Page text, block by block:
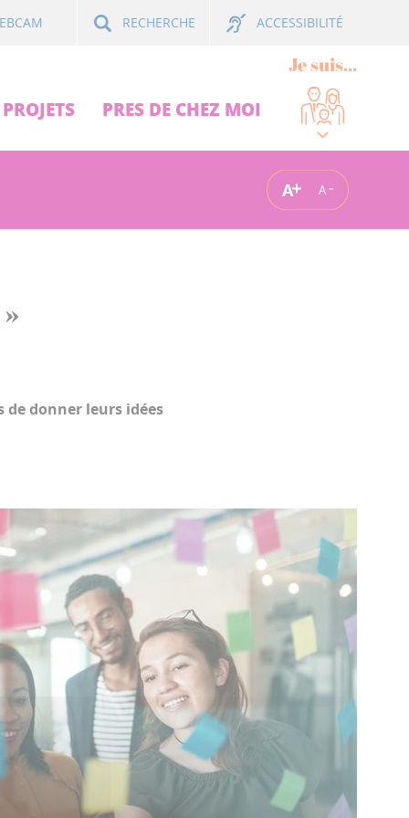
RECHERCHE ACCESSIBILITÉ
PRES DE CHEZ MOI
Je suis...
A A
donner leurs idées